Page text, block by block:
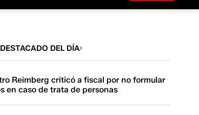
DEL DÍA
Reimberg criticó a fiscal por no formular
en caso de trata de personas